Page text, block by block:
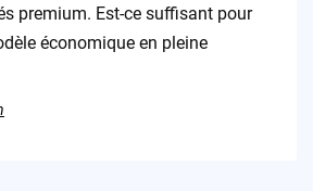
premium. Est-ce suffisant pour
économique en pleine